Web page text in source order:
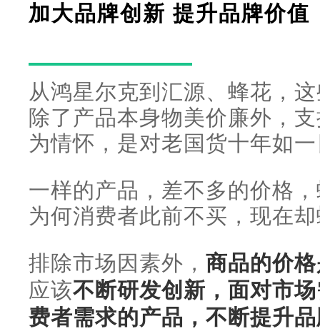
加大品牌创新 提升品牌价值
从鸿星尔克到汇源、蜂花，
除了产品本身物美价廉外，
为情怀，是对老国货十年如
一样的产品，差不多的价格
为何消费者此前不买，现在
排除市场因素外， 商品的价
应该不断研发创新，面对市
费者需求的产品，不断提升